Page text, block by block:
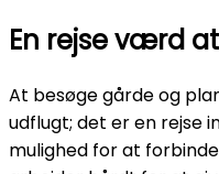
En rejse værd
At besøge gårde og
udflugt; det er en rejse
mulighed for at